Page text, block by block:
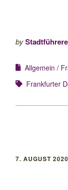
by
Allgemein
Frankfurter
7. AUGUST 2020